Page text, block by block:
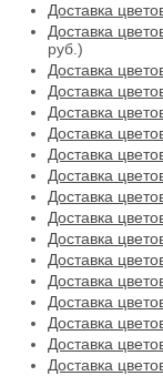
Доставка
Доставка
руб.)
Доставка
Доставка
Доставка
Доставка
Доставка
Доставка
Доставка
Доставка
Доставка
Доставка
Доставка
Доставка
Доставка
Доставка
Доставка